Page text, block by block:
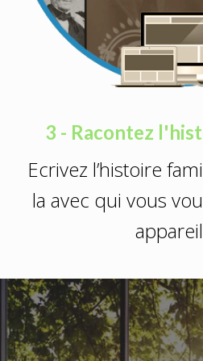
3 - Racontez
Ecrivez l’histoire
la avec qui vous